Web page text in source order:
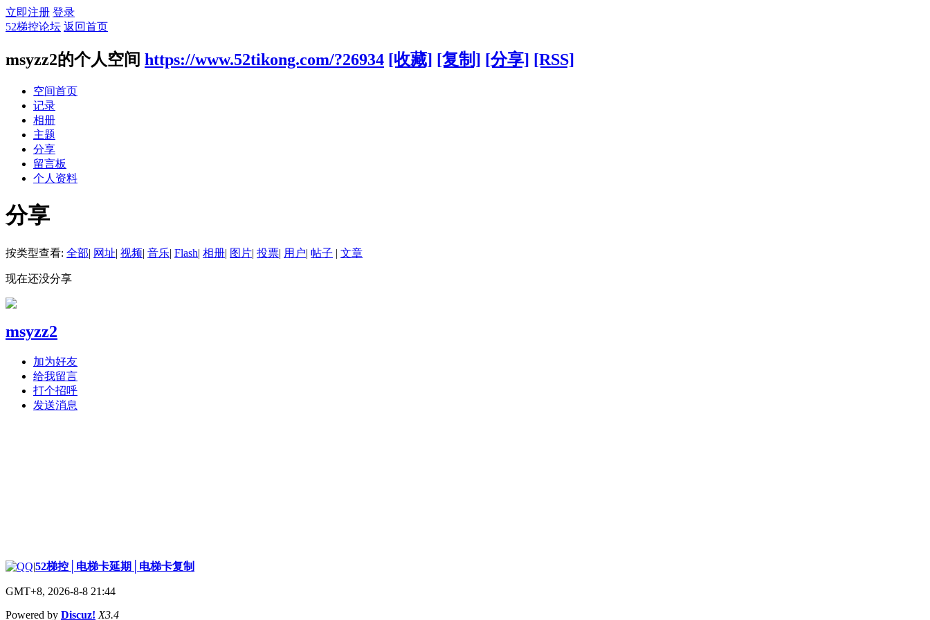
立即注册 登录
52梯控论坛 返回首页
msyzz2的个人空间 https://www.52tikong.com/?26934 [收藏] [复制] [分享] [RSS]
空间首页
记录
相册
主题
分享
留言板
个人资料
分享
按类型查看: 全部| 网址| 视频| 音乐| Flash| 相册| 图片| 投票| 用户| 帖子 | 文章
现在还没分享
msyzz2
加为好友
给我留言
打个招呼
发送消息
|52梯控│电梯卡延期│电梯卡复制
GMT+8, 2026-8-8 21:44
Powered by Discuz! X3.4